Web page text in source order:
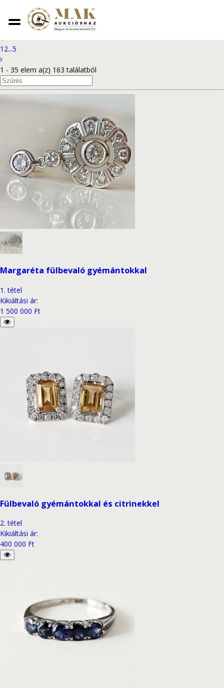
2024. szeptember 16. - online aukció
1 2...5
1 - 35 elem a(z) 163 találatból
Margaréta fülbevaló gyémántokkal
1 . tétel
Kikiáltási ár:
1 500 000 Ft
Fülbevaló gyémántokkal és citrinekkel
2. tétel
Kikiáltási ár:
400 000 Ft